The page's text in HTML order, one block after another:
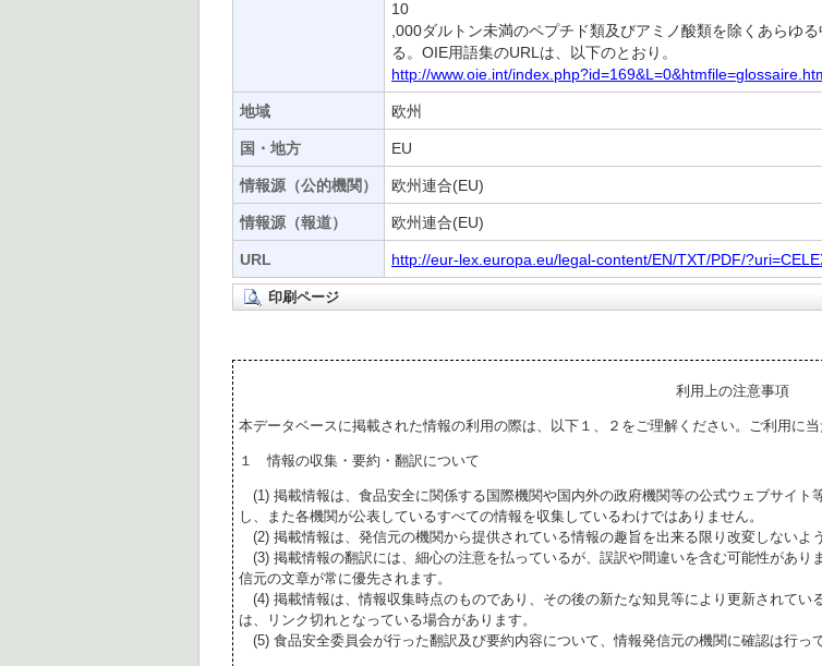
10
,000ダルトン未満のペプチド類及びアミノ酸類を除くあらゆ
る。OIE用語集のURLは、以下のとおり。
http://www.oie.int/
地域 欧州
国・地方 EU
情報源（公的機関） 欧州連合(EU)
情報源（報道） 欧州連合(EU)
URL http://eur-lex.europa.eu/legal-content/EN/TXT/PDF/
印刷ページ
利用上の注意事項
本データベースに掲載された情報の利用の際は、以下１、２をご理解ください。ご利用に
１ 情報の収集・要約・翻訳について
(1) 掲載情報は、食品安全に関係する国際機関や国内外の政府機関等の公式ウェブサイ
し、また各機関が公表しているすべての情報を収集しているわけではありません。
(2) 掲載情報は、発信元の機関から提供されている情報の趣旨を出来る限り改変しないよ
(3) 掲載情報の翻訳には、細心の注意を払っているが、誤訳や間違いを含む可能性があり
信元の文章が常に優先されます。
(4) 掲載情報は、情報収集時点のものであり、その後の新たな知見等により更新されてい
は、リンク切れとなっている場合があります。
(5) 食品安全委員会が行った翻訳及び要約内容について、情報発信元の機関に確認は行っ